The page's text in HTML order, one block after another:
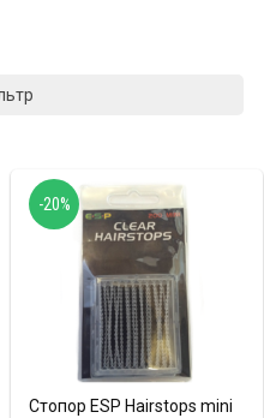
Стопор ESP Hairstops mini
-20%